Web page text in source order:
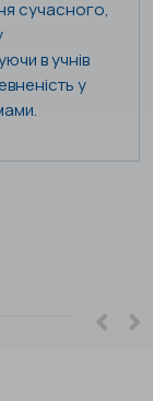
сучасного,
в учнів
у